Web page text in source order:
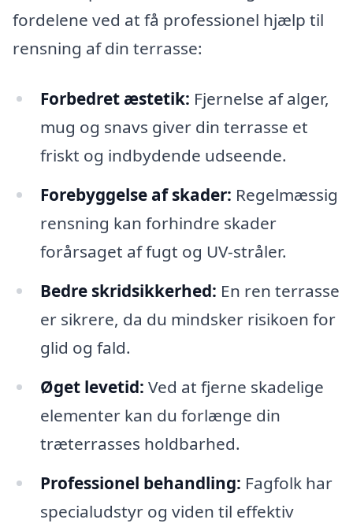
fordelene ved at få professionel hjælp til
rensning af din terrasse:
Forbedret æstetik: Fjernelse af alger,
mug og snavs giver din terrasse et
friskt og indbydende udseende.
Forebyggelse af skader: Regelmæssig
rensning kan forhindre skader
forårsaget af fugt og UV-stråler.
Bedre skridsikkerhed: En ren terrasse
er sikrere, da du mindsker risikoen for
glid og fald.
Øget levetid: Ved at fjerne skadelige
elementer kan du forlænge din
træterrasses holdbarhed.
Professionel behandling: Fagfolk har
specialudstyr og viden til effektiv